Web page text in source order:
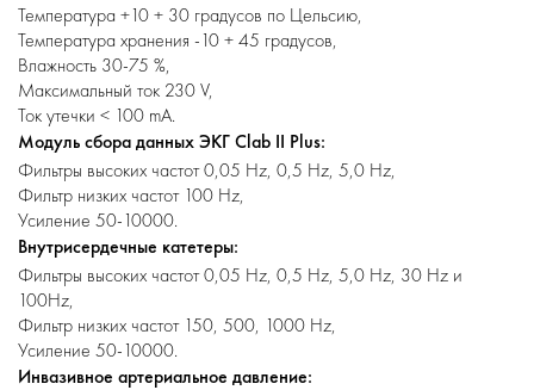
Температура +10 + 30 градусов по Цельсию,
Температура хранения -10 + 45 градусов,
Влажность 30-75 %,
Максимальный ток 230 V,
Ток утечки < 100 mA.
Модуль сбора данных ЭКГ Clab II Plus:
Фильтры высоких частот 0,05 Hz, 0,5 Hz, 5,0 Hz,
Фильтр низких частот 100 Hz,
Усиление 50-10000.
Внутрисердечные катетеры:
Фильтры высоких частот 0,05 Hz, 0,5 Hz, 5,0 Hz, 30 Hz и
100Hz,
Фильтр низких частот 150, 500, 1000 Hz,
Усиление 50-10000.
Инвазивное артериальное давление: